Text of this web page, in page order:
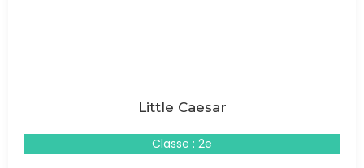
Little Caesar
Classe : 2e